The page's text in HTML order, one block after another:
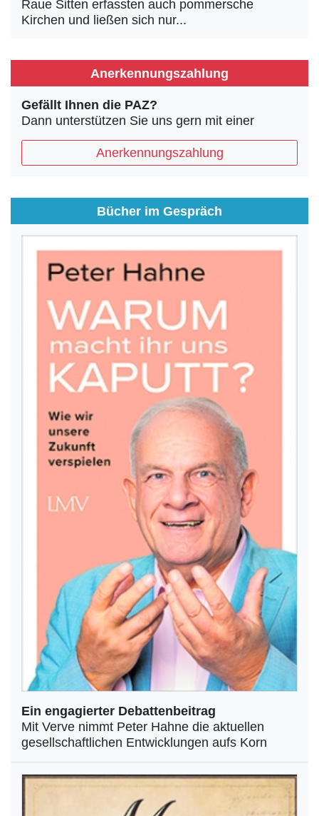
Raue Sitten erfassten auch pommersche
Kirchen und ließen sich nur...
Anerkennungszahlung
Gefällt Ihnen die PAZ?
Dann unterstützen Sie uns gern mit einer
Anerkennungszahlung
Bücher im Gespräch
Ein engagierter Debattenbeitrag
Mit Verve nimmt Peter Hahne die aktuellen
gesellschaftlichen Entwicklungen aufs Korn